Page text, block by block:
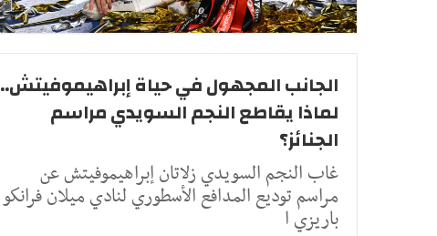
الجانب المجهول في حياة إبراهيموفيتش..
لماذا يقاطع النجم السويدي مراسم
الجنائز؟
غاب النجم السويدي زلاتان إبراهيموفيتش عن
مراسم توديع المدافع الأسطوري لنادي ميلان فرانكو
باريزي ا